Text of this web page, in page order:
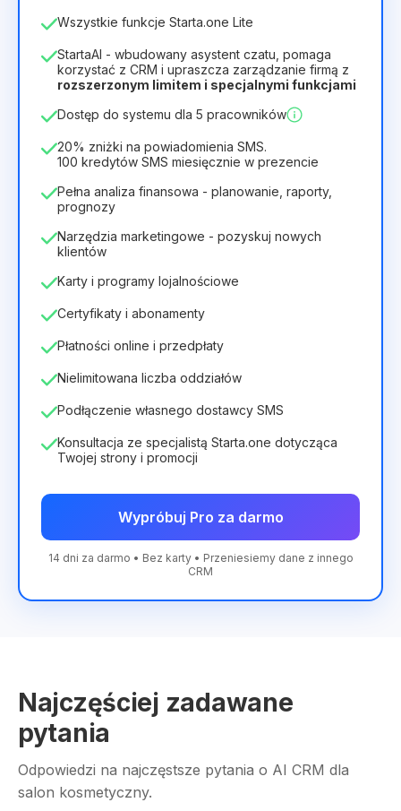
Liczba pracowników
Czas trwania licencji
12 Months(zniżka -25%) Opłacalny
40zł28zł miesiąc
336zł za 12 Months
Wszystkie funkcje Starta.one Lite
StartaAI - wbudowany asystent czatu, pomaga
korzystać z CRM i upraszcza zarządzanie firmą z
rozszerzonym limitem i specjalnymi funkcjami
Dostęp do systemu dla 5 pracowników
20% zniżki na powiadomienia SMS.
100 kredytów SMS miesięcznie w prezencie
Pełna analiza finansowa - planowanie, raporty,
prognozy
Narzędzia marketingowe - pozyskuj nowych
klientów
Karty i programy lojalnościowe
Certyfikaty i abonamenty
Płatności online i przedpłaty
Nielimitowana liczba oddziałów
Podłączenie własnego dostawcy SMS
Konsultacja ze specjalistą Starta.one dotycząca
Twojej strony i promocji
Wypróbuj Pro za darmo
14 dni za darmo • Bez karty • Przeniesiemy dane z innego
CRM
Najczęściej zadawane
pytania
Odpowiedzi na najczęstsze pytania o AI CRM dla
salon kosmetyczny.